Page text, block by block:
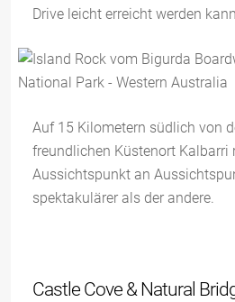
Drive leicht erreicht werden
Auf 15 Kilometern südlich von
freundlichen Küstenort Kalbarri
Aussichtspunkt an
spektakulärer als der andere.
Castle Cove & Natural